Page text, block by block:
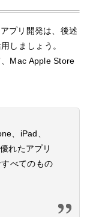
プリ開発は、後述
しましょう。
Mac Apple Store
、iPad、
れたアプリ
べてのもの